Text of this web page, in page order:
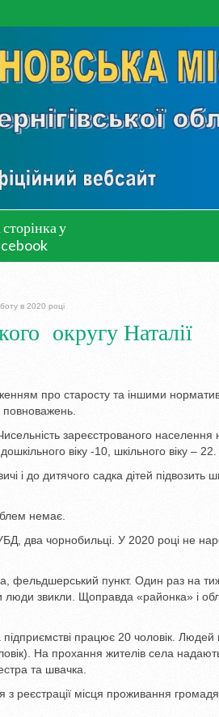
у
в 2020 році
округу Наталії
про старосту та іншими
зареєстрованого
віку -10, шкільного віку – 22.
і до дитячого садка дітей підвозить
немає.
два чорнобильці. У 2020 році не
фельдшерський пункт. Один раз на
звикли. Щоправда «районка» і
працює 20 чоловік. Людей
На прохання жителів села
та швачка.
реєстрації місця проживання